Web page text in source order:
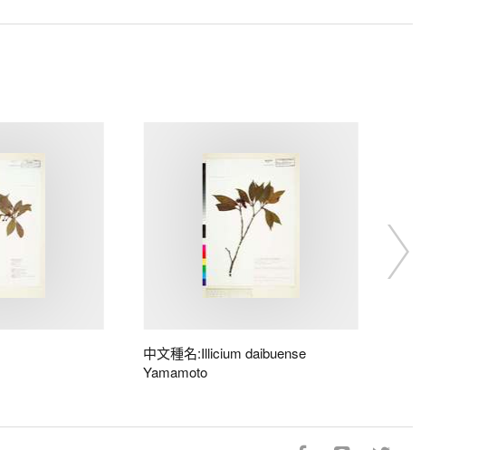
中文種名:Illicium daibuense
Yamamoto